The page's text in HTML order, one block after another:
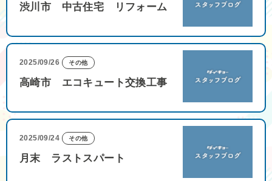
渋川市 中古住宅 リフォーム
2025/09/26 その他
高崎市 エコキュート交換工事
2025/09/24 その他
月末 ラストスパート